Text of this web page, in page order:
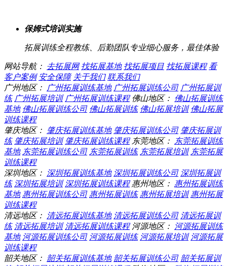
保姆式培训实施
拓展训练全程教练、后勤团队专业细心服务，最佳体验
网站导航： 去拓展网 找拓展基地 找拓展项目 找拓展课程 看
客户案例 安全保障 关于我们 联系我们
广州地区： 广州拓展训练基地 广州拓展训练公司 广州拓展训
练 广州拓展培训 广州拓展训练课程 佛山地区： 佛山拓展训练
基地 佛山拓展训练公司 佛山拓展训练 佛山拓展培训 佛山拓展
训练课程
肇庆地区： 肇庆拓展训练基地 肇庆拓展训练公司 肇庆拓展训
练 肇庆拓展培训 肇庆拓展训练课程 东莞地区： 东莞拓展训练
基地 东莞拓展训练公司 东莞拓展训练 东莞拓展培训 东莞拓展
训练课程
深圳地区： 深圳拓展训练基地 深圳拓展训练公司 深圳拓展训
练 深圳拓展培训 深圳拓展训练课程 惠州地区： 惠州拓展训练
基地 惠州拓展训练公司 惠州拓展训练 惠州拓展培训 惠州拓展
训练课程
清远地区： 清远拓展训练基地 清远拓展训练公司 清远拓展训
练 清远拓展培训 清远拓展训练课程 河源地区： 河源拓展训练
基地 河源拓展训练公司 河源拓展训练 河源拓展培训 河源拓展
训练课程
韶关地区： 韶关拓展训练基地 韶关拓展训练公司 韶关拓展训